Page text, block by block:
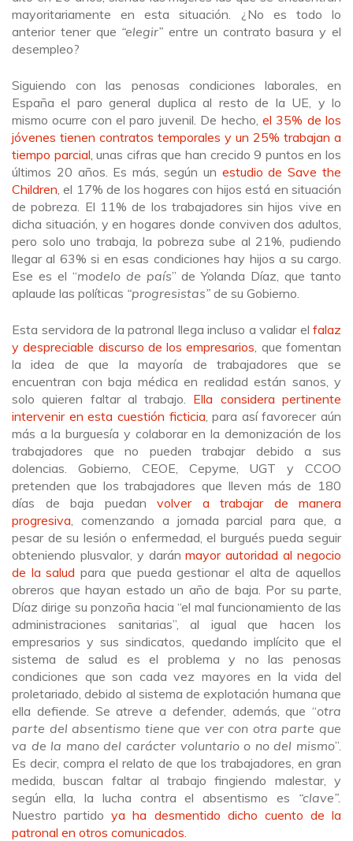
mayoritariamente en esta situación. ¿No es todo lo
anterior tener que “elegir” entre un contrato basura y el
desempleo?
Siguiendo con las penosas condiciones laborales, en
España el paro general duplica al resto de la UE, y lo
mismo ocurre con el paro juvenil. De hecho, el 35% de los
jóvenes tienen contratos temporales y un 25% trabajan a
tiempo parcial, unas cifras que han crecido 9 puntos en los
últimos 20 años. Es más, según un estudio de Save the
Children , el 17% de los hogares con hijos está en situación
de pobreza. El 11% de los trabajadores sin hijos vive en
dicha situación, y en hogares donde conviven dos adultos,
pero solo uno trabaja, la pobreza sube al 21%, pudiendo
llegar al 63% si en esas condiciones hay hijos a su cargo.
Ese es el “modelo de país” de Yolanda Díaz, que tanto
aplaude las políticas “progresistas” de su Gobierno.
Esta servidora de la patronal llega incluso a validar el falaz
y despreciable discurso de los empresarios , que fomentan
la idea de que la mayoría de trabajadores que se
encuentran con baja médica en realidad están sanos, y
solo quieren faltar al trabajo. Ella considera pertinente
intervenir en esta cuestión ficticia , para así favorecer aún
más a la burguesía y colaborar en la demonización de los
trabajadores que no pueden trabajar debido a sus
dolencias. Gobierno, CEOE, Cepyme, UGT y CCOO
pretenden que los trabajadores que lleven más de 180
días de baja puedan volver a trabajar de manera
progresiva , comenzando a jornada parcial para que, a
pesar de su lesión o enfermedad, el burgués pueda seguir
obteniendo plusvalor, y daránmayor autoridad al negocio
de la saludpara que pueda gestionar el alta de aquellos
obreros que hayan estado un año de baja. Por su parte,
Díaz dirige su ponzoña hacia “el mal funcionamiento de las
administraciones sanitarias”, al igual que hacen los
empresarios y sus sindicatos, quedando implícito que el
sistema de salud es el problema y no las penosas
condiciones que son cada vez mayores en la vida del
proletariado, debido al sistema de explotación humana que
ella defiende. Se atreve a defender, además, que “otra
parte del absentismo tiene que ver con otra parte que
va de la mano del carácter voluntario o no del mismo”.
Es decir, compra el relato de que los trabajadores, en gran
medida, buscan faltar al trabajo fingiendo malestar, y
según ella, la lucha contra el absentismo es “clave”.
Nuestro partidoya ha desmentido dicho cuento de la
patronal en otros comunicados.